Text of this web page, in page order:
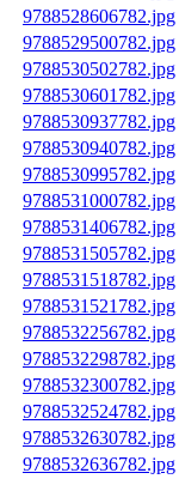
9788528606782.jpg
9788529500782.jpg
9788530502782.jpg
9788530601782.jpg
9788530937782.jpg
9788530940782.jpg
9788530995782.jpg
9788531000782.jpg
9788531406782.jpg
9788531505782.jpg
9788531518782.jpg
9788531521782.jpg
9788532256782.jpg
9788532298782.jpg
9788532300782.jpg
9788532524782.jpg
9788532630782.jpg
9788532636782.jpg